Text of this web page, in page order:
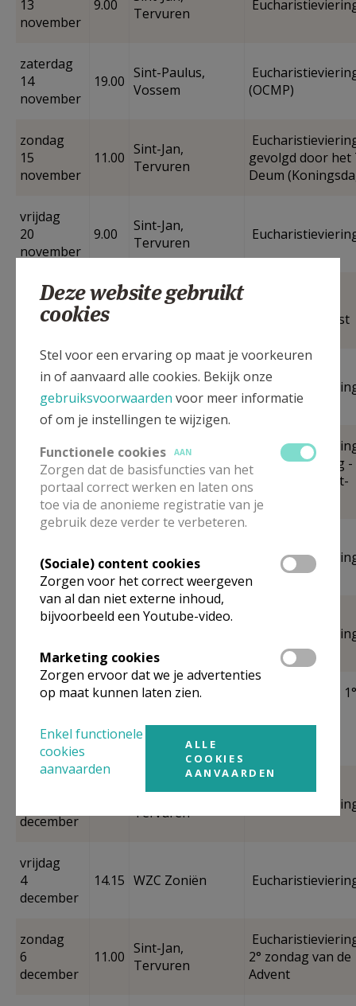
13
november
9.00
Tervuren
zaterdag
14
november
19.00 Sint-Paulus,
Vossem
(OCMP)
zondag
15
november
11.00 Sint-Jan,
Tervuren
gevolgd door het
Deum
vrijdag
20
november
9.00
Sint-Jan,
Tervuren
vrijdag
november
14.15
Communiedienst
zaterdag
november
19.00 Sint-Jozef,
Moorsel
zondag
november
11.00
Sint-Jan,
Tervuren
Christus Koning -
Sint-Cecilia (Sint-
Jan,Tervuren)
november
9.00
Tervuren
zaterdag
november
Sint-Katharina,
zondag
november
Tervuren
Gezinsviering - 1°
Advent -
december
Sint-Jan,
Tervuren
vrijdag
4
december
14.15 WZC Zoniën
zondag
6
december
11.00 Sint-Jan,
Tervuren
2° zondag van de
Advent
Deze website gebruikt
cookies
Stel voor een ervaring op maat je voorkeuren
in of aanvaard alle cookies. Bekijk onze
gebruiksvoorwaarden voor meer informatie
of om je instellingen te wijzigen.
Functionele cookies
AAN
Zorgen dat de basisfuncties van het
portaal correct werken en laten ons
toe via de anonieme registratie van je
gebruik deze verder te verbeteren.
(Sociale) content cookies
Zorgen voor het correct weergeven
van al dan niet externe inhoud,
bijvoorbeeld een Youtube-video.
Marketing cookies
Zorgen ervoor dat we je advertenties
op maat kunnen laten zien.
Enkel functionele
cookies
aanvaarden
ALLE
COOKIES
AANVAARDEN